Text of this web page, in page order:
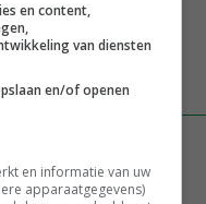
en content,
van diensten
en/of openen
en informatie van uw
apparaatgegevens)